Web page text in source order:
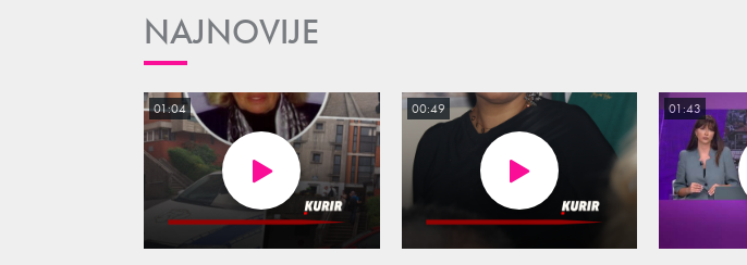
NAJNOVIJE
01:04 00:49 01:43